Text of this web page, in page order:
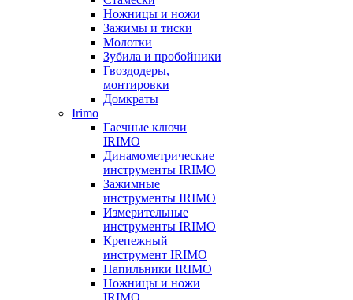
Ножницы и ножи
Зажимы и тиски
Молотки
Зубила и пробойники
Гвоздодеры,
монтировки
Домкраты
Irimo
Гаечные ключи
IRIMO
Динамометрические
инструменты IRIMO
Зажимные
инструменты IRIMO
Измерительные
инструменты IRIMO
Крепежный
инструмент IRIMO
Напильники IRIMO
Ножницы и ножи
IRIMO